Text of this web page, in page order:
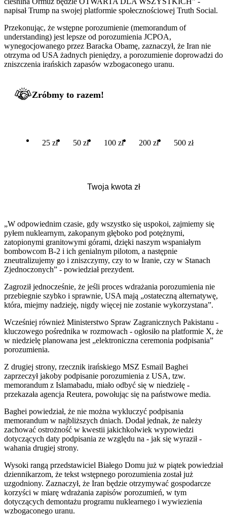
napisał Trump na swojej platformie społecznościowej Truth Social.
Przekonując, że wstępne porozumienie (memorandum of
understanding) jest lepsze od porozumienia JCPOA,
wynegocjowanego przez Baracka Obamę, zaznaczył, że Iran nie
otrzyma od USA żadnych pieniędzy, a porozumienie doprowadzi do
zniszczenia irańskich zapasów wzbogaconego uranu.
Zróbmy to razem!
25 zł 50 zł 100 zł 200 zł 500 zł
„W odpowiednim czasie, gdy wszystko się uspokoi, zajmiemy się
pyłem nuklearnym, zakopanym głęboko pod potężnymi,
zatopionymi granitowymi górami, dzięki naszym wspaniałym
bombowcom B-2 i ich genialnym pilotom, a następnie
zneutralizujemy go i zniszczymy, czy to w Iranie, czy w Stanach
Zjednoczonych” - powiedział prezydent.
Zagroził jednocześnie, że jeśli proces wdrażania porozumienia nie
przebiegnie szybko i sprawnie, USA mają „ostateczną alternatywę,
która, miejmy nadzieję, nigdy więcej nie zostanie wykorzystana”.
Wcześniej również Ministerstwo Spraw Zagranicznych Pakistanu -
kluczowego pośrednika w rozmowach - ogłosiło na platformie X, że
w niedzielę planowana jest „elektroniczna ceremonia podpisania”
porozumienia.
Z drugiej strony, rzecznik irańskiego MSZ Esmail Baghei
zaprzeczył jakoby podpisanie porozumienia z USA, tzw.
memorandum z Islamabadu, miało odbyć się w niedzielę -
przekazała agencja Reutera, powołując się na państwowe media.
Baghei powiedział, że nie można wykluczyć podpisania
memorandum w najbliższych dniach. Dodał jednak, że należy
zachować ostrożność w kwestii jakichkolwiek wypowiedzi
dotyczących daty podpisania ze względu na - jak się wyraził -
wahania drugiej strony.
Wysoki rangą przedstawiciel Białego Domu już w piątek powiedział
dziennikarzom, że tekst wstępnego porozumienia został już
uzgodniony. Zaznaczył, że Iran będzie otrzymywać gospodarcze
korzyści w miarę wdrażania zapisów porozumień, w tym
dotyczących demontażu programu nuklearnego i wywiezienia
wzbogaconego uranu.